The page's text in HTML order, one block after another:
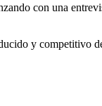
con una
y competitivo